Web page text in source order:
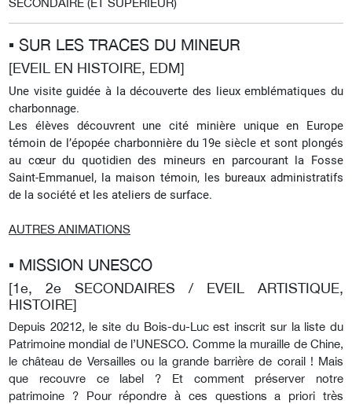
▪︎ SUR LES TRACES DU MINEUR
[EVEIL EN HISTOIRE, EDM]
Une visite guidée à la découverte des lieux emblématiques du
charbonnage.
Les élèves découvrent une cité minière unique en Europe
témoin de l’épopée charbonnière du 19e siècle et sont plongés
au cœur du quotidien des mineurs en parcourant la Fosse
Saint-Emmanuel, la maison témoin, les bureaux administratifs
de la société et les ateliers de surface.
AUTRES ANIMATIONS
▪︎ MISSION UNESCO
[1e, 2e SECONDAIRES / EVEIL ARTISTIQUE,
HISTOIRE]
Depuis 20212, le site du Bois-du-Luc est inscrit sur la liste du
Patrimoine mondial de l’UNESCO. Comme la muraille de Chine,
le château de Versailles ou la grande barrière de corail ! Mais
que recouvre ce label ? Et comment préserver notre
patrimoine ? Pour répondre à ces questions a priori très